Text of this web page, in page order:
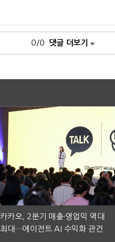
0/0 댓글 더보기
카카오, 2분기 매출·영업익 역대
최대…에이전트 AI 수익화 관건